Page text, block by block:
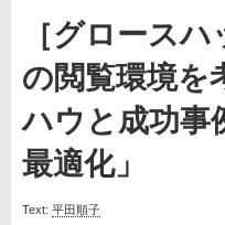
［グロース
の閲覧環境を
ハウと成功事
最適化」
Text: 平田順子